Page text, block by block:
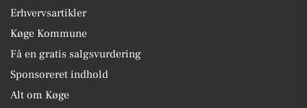
Erhvervsartikler
Køge Kommune
Få en gratis salgsvurdering
Sponsoreret indhold
Alt om Køge